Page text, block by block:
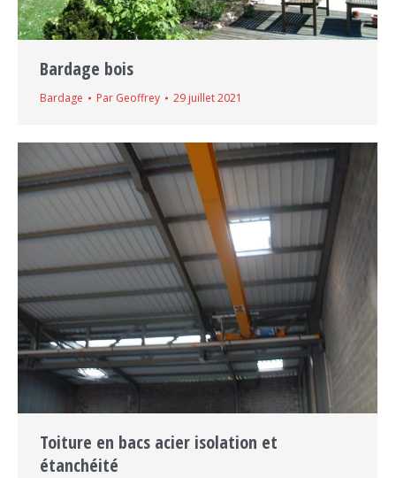
Bardage bois
Bardage Par Geoffrey 29 juillet 2021
Toiture en bacs acier isolation et
étanchéité